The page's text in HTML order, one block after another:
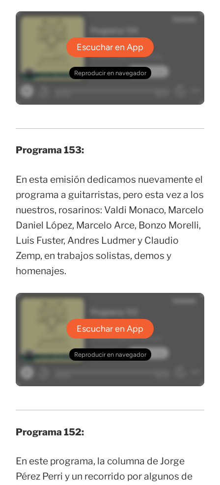
Programa 153:
En esta emisión dedicamos nuevamente el
programa a guitarristas, pero esta vez a los
nuestros, rosarinos: Valdi Monaco, Marcelo
Daniel López, Marcelo Arce, Bonzo Morelli,
Luis Fuster, Andres Ludmer y Claudio
Zemp, en trabajos solistas, demos y
homenajes.
Programa 152:
En este programa, la columna de Jorge
Pérez Perri y un recorrido por algunos de